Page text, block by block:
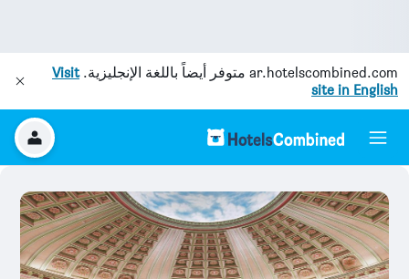
ar.hotelscombined.com متوفر أيضاً باللغة الإنجليزية.Visit
site in English